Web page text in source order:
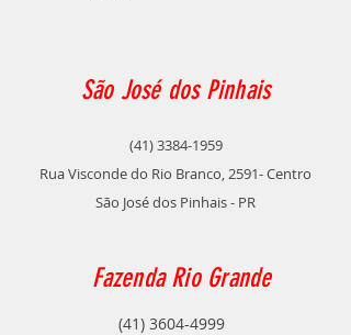
São José dos Pinhais
(41) 3384-1959
Rua Visconde do Rio Branco, 2591- Centro
São José dos Pinhais - PR
Fazenda Rio Grande
(41) 3604-4999